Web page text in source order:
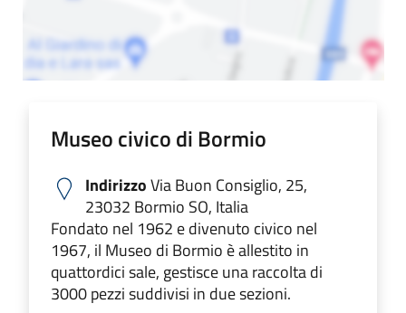
Museo civico di Bormio
IndirizzoVia Buon Consiglio, 25,
23032 Bormio SO, Italia
Fondato nel 1962 e divenuto civico nel
1967, il Museo di Bormio è allestito in
quattordici sale, gestisce una raccolta di
3000 pezzi suddivisi in due sezioni.